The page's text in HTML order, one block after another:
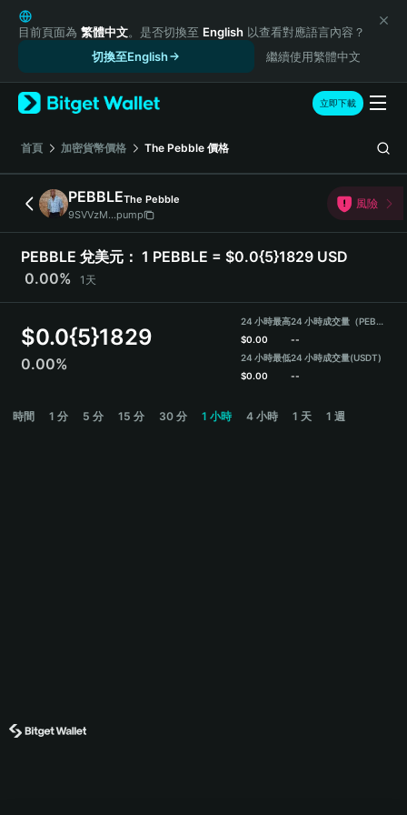
English
日本語
Русский
Español (Latinoamérica)
Türkçe
Italiano
Deutsch
简体中文
繁體中文
Português (Portugal)
Bahasa Indonesia
Español
目前頁面為 繁體中文。是否切換至 English 以查看對應語言內容？
切換至English
繼續使用繁體中文
立即下載
首頁 加密貨幣價格 The Pebble 價格
PEBBLEThe Pebble
9SVVzM...pump
風險
PEBBLE 兌美元： 1 PEBBLE = $0.0{5}1829 USD
0.00%
1天
$0.0{5}1829
0.00%
24 小時最高
$0.00
24 小時最低
$0.00
24 小時成交量（PEBBLE）
--
24 小時成交量(USDT)
--
時間 1 分 5 分 15 分 30 分 1 小時 4 小時 1 天 1 週